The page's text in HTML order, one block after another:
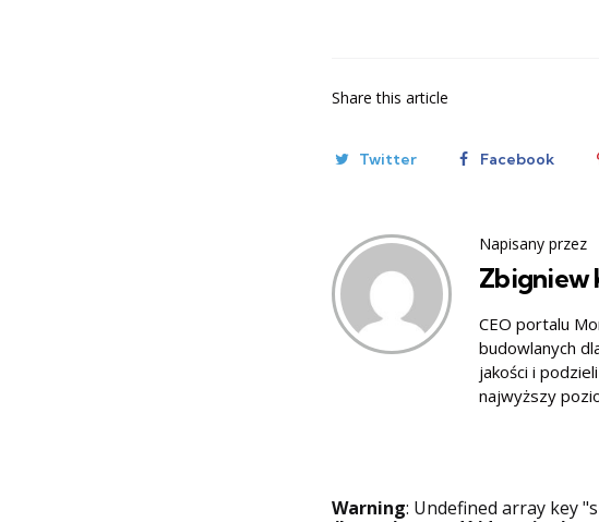
Share this article
Twitter Facebook
Napisany przez
Zbigniew
CEO portalu
budowlanych
jakości i
najwyższy
Warning: Undefined array key